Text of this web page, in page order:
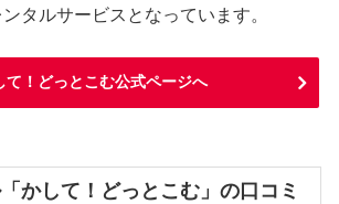
タルサービスとなっています。
て！どっとこむ公式ページへ
かして！どっとこむ」の口コミ